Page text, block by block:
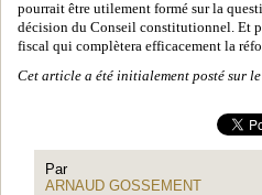
pourrait être utilement formé sur la
décision du Conseil constitutionnel. Et
fiscal qui complètera efficacement la
Cet article a été initialement posté sur le
Par
ARNAUD GOSSEMENT